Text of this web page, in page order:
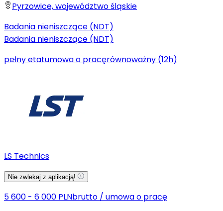
Pyrzowice, województwo śląskie
Badania nieniszczące (NDT)
Badania nieniszczące (NDT)
pełny etatumowa o pracęrównoważny (12h)
LS Technics
Nie zwlekaj z aplikacją!
5 600 - 6 000 PLNbrutto / umowa o pracę